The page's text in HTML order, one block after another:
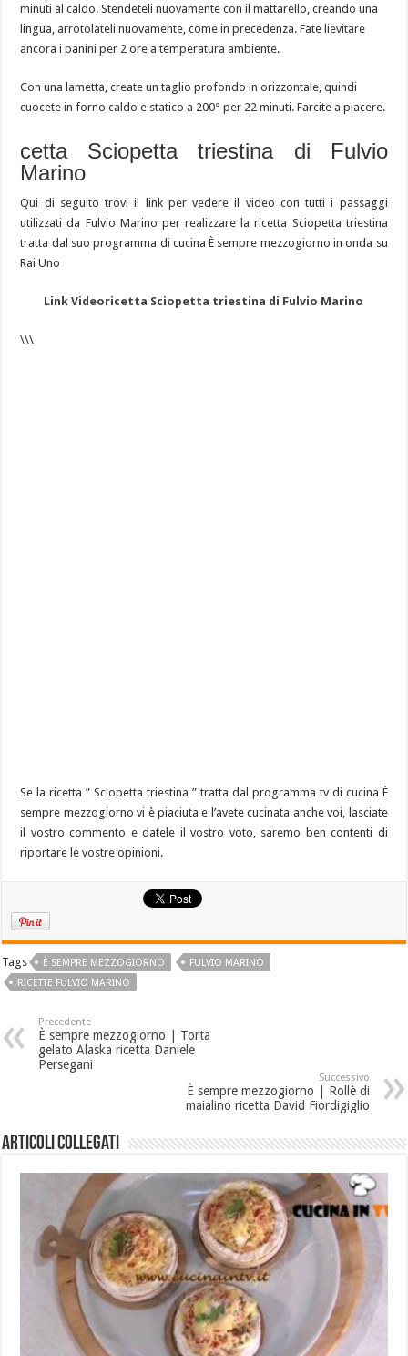
minuti al caldo. Stendeteli nuovamente con il mattarello, creando una
lingua, arrotolateli nuovamente, come in precedenza. Fate lievitare
ancora i panini per 2 ore a temperatura ambiente.
Con una lametta, create un taglio profondo in orizzontale, quindi
cuocete in forno caldo e statico a 200° per 22 minuti. Farcite a piacere.
cetta Sciopetta triestina di Fulvio
Marino
Qui di seguito trovi il link per vedere il video con tutti i passaggi
utilizzati da Fulvio Marino per realizzare la ricetta Sciopetta triestina
tratta dal suo programma di cucina È sempre mezzogiorno in onda su
Rai Uno
Link Videoricetta Sciopetta triestina di Fulvio Marino
\\\
Se la ricetta ” Sciopetta triestina ” tratta dal programma tv di cucina È
sempre mezzogiorno vi è piaciuta e l’avete cucinata anche voi, lasciate
il vostro commento e datele il vostro voto, saremo ben contenti di
riportare le vostre opinioni.
Tags È SEMPRE MEZZOGIORNO
FULVIO MARINO
RICETTE FULVIO MARINO
Precedente
È sempre mezzogiorno | Torta
gelato Alaska ricetta Daniele
Persegani
Successivo
È sempre mezzogiorno | Rollè di
maialino ricetta David Fiordigiglio
Articoli collegati